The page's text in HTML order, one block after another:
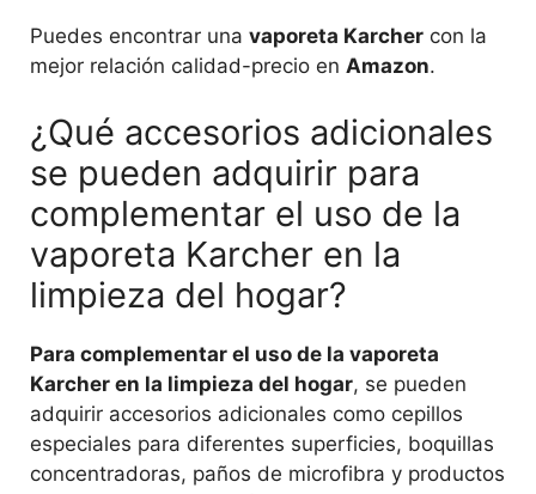
Puedes encontrar una vaporeta Karcher con la
mejor relación calidad-precio en Amazon.
¿Qué accesorios adicionales
se pueden adquirir para
complementar el uso de la
vaporeta Karcher en la
limpieza del hogar?
Para complementar el uso de la vaporeta
Karcher en la limpieza del hogar, se pueden
adquirir accesorios adicionales como cepillos
especiales para diferentes superficies, boquillas
concentradoras, paños de microfibra y productos